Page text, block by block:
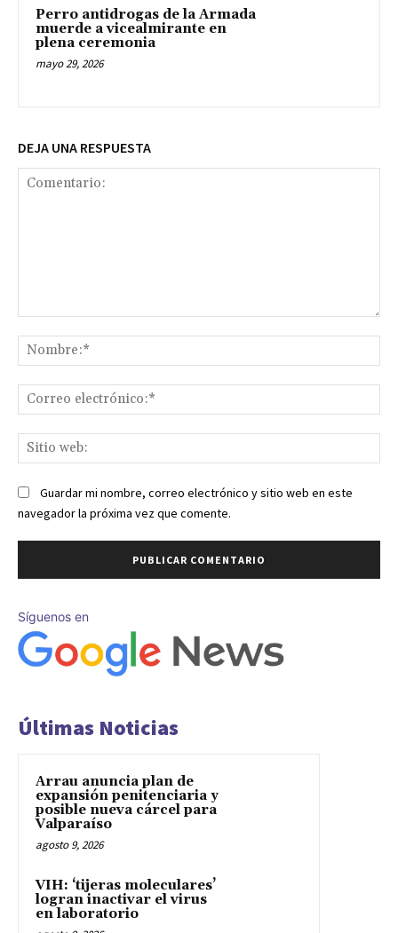
Perro antidrogas de la Armada
muerde a vicealmirante en
plena ceremonia
mayo 29, 2026
DEJA UNA RESPUESTA
Guardar mi nombre, correo electrónico y sitio web en este
navegador la próxima vez que comente.
Síguenos en
Últimas Noticias
Arrau anuncia plan de
expansión penitenciaria y
posible nueva cárcel para
Valparaíso
agosto 9, 2026
VIH: ‘tijeras moleculares’
logran inactivar el virus
en laboratorio